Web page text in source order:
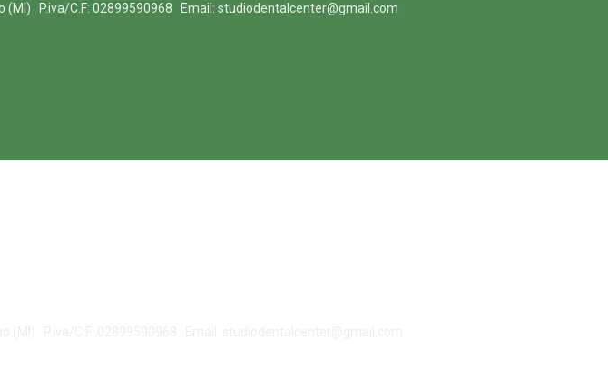
(MI) P.iva/C.F: 02899590968 Email: studiodentalcenter@gmail.com